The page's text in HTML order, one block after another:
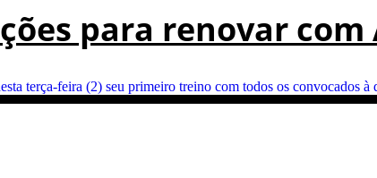
para renovar com